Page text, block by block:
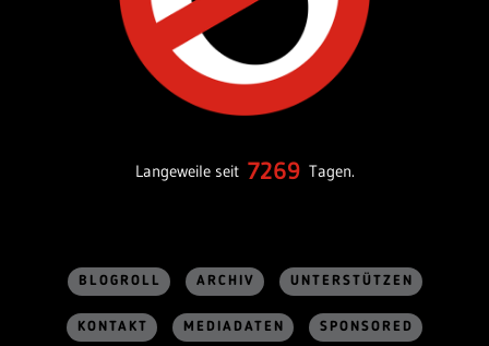
Langeweile seit 7269 Tagen.
BLOGROLL ARCHIV UNTERSTÜTZEN
KONTAKT MEDIADATEN SPONSORED